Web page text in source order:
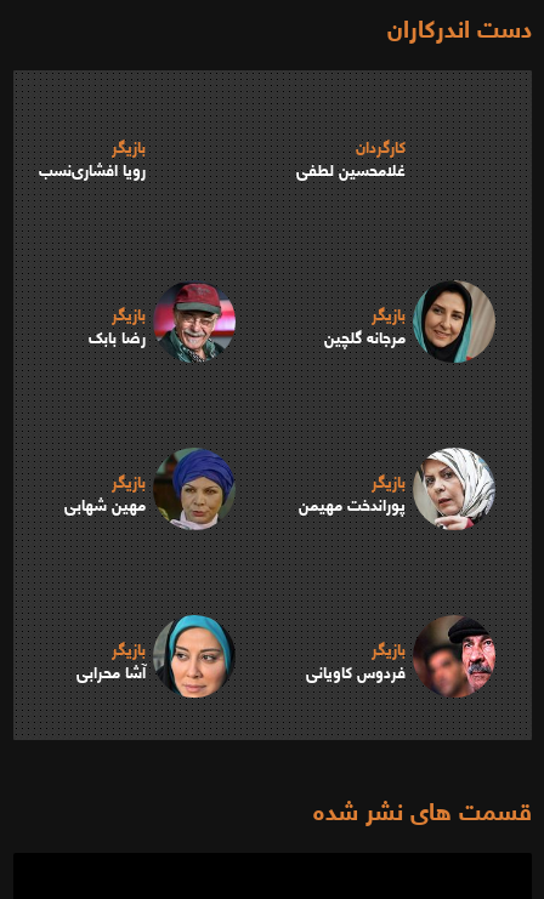
دست اندرکاران
کارگردان
غلامحسین لطفی
بازیگر
رویا افشاری‌نسب
بازیگر
مرجانه گلچین
بازیگر
رضا بابک
بازیگر
پوراندخت مهیمن
بازیگر
مهین شهابی
بازیگر
فردوس کاویانی
بازیگر
آشا محرابی
قسمت های نشر شده